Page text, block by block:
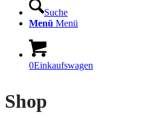
Suche
Menü Menü
0Einkaufswagen
Shop